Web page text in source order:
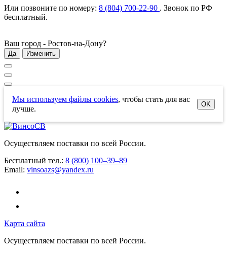
Или позвоните по номеру: 8 (804) 700-22-90 . Звонок по РФ
бесплатный.
Ваш город - Ростов-на-Дону?
Да Изменить
Мы используем файлы cookies, чтобы стать для вас
лучше.
OK
Осуществляем поставки по всей России.
Бесплатный тел.: 8 (800) 100–39–89
Email: vinsoazs@yandex.ru
Карта сайта
Осуществляем поставки по всей России.